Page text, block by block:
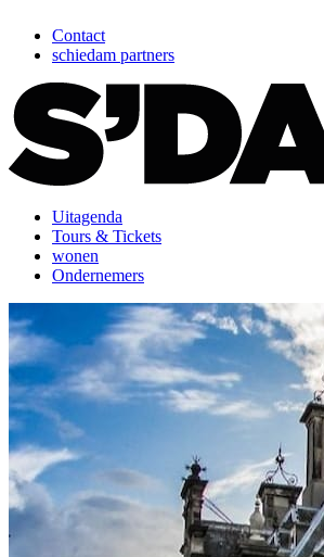
Contact
schiedam partners
Uitagenda
Tours & Tickets
wonen
Ondernemers